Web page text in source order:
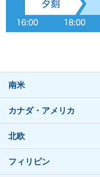
南米
カナダ・アメリカ
北欧
フィリピン